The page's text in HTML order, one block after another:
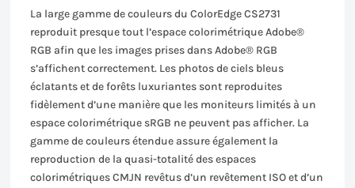
La large gamme de couleurs du ColorEdge CS2731
reproduit presque tout l’espace colorimétrique Adobe®
RGB afin que les images prises dans Adobe® RGB
s’affichent correctement. Les photos de ciels bleus
éclatants et de forêts luxuriantes sont reproduites
fidèlement d’une manière que les moniteurs limités à un
espace colorimétrique sRGB ne peuvent pas afficher. La
gamme de couleurs étendue assure également la
reproduction de la quasi-totalité des espaces
colorimétriques CMJN revêtus d’un revêtement ISO et d’un